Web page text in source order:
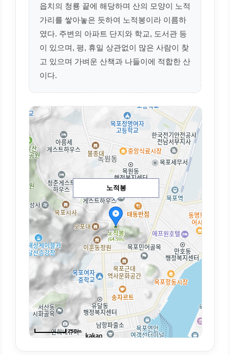
읍치의 청룡 끝에 해당하며 산의 모양이 노적
가리를 쌓아놓은 듯하여 노적봉이라 이름하
였다. 주변의 아파트 단지와 학교, 도서관 등
이 있으며, 평, 휴일 상관없이 많은 사람이 찾
고 있으며 가벼운 산책과 나들이에 적합한 산
이다.
노적봉
250m